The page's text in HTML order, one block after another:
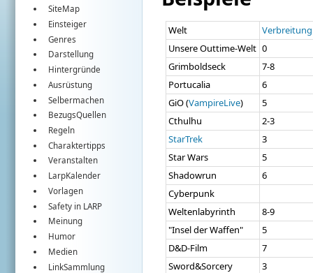
SiteMap
Einsteiger
Genres
Darstellung
Hintergründe
Ausrüstung
Selbermachen
BezugsQuellen
Regeln
Charaktertipps
Veranstalten
LarpKalender
Vorlagen
Safety in LARP
Meinung
Humor
Medien
LinkSammlung
Welt
Verbreitung
Unsere Outtime-Welt 0
Grimboldseck
7-8
Portucalia
6
GiO (VampireLive)
5
Cthulhu
2-3
StarTrek
3
Star Wars
5
Shadowrun
6
Cyberpunk
Weltenlabyrinth
8-9
"Insel der Waffen"
5
D&D-Film
7
Sword&Sorcery
3